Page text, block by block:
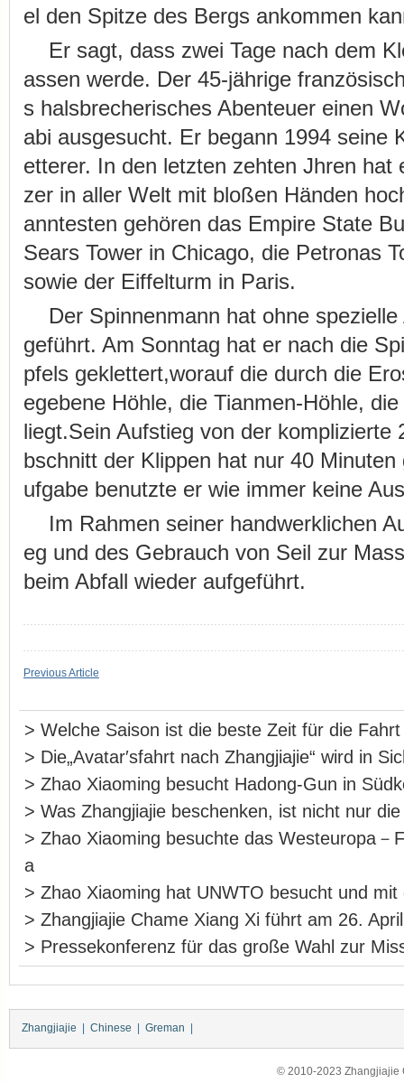
el den Spitze des Bergs ankommen
Er sagt, dass zwei Tage nach dem
assen werde. Der 45-jährige
s halsbrecherisches Abenteuer einen
abi ausgesucht. Er begann 1994 seine
etterer. In den letzten zehten Jhren hat
zer in aller Welt mit bloßen Händen
anntesten gehören das Empire State
Sears Tower in Chicago, die Petronas
sowie der Eiffelturm in Paris.
Der Spinnenmann hat ohne
geführt. Am Sonntag hat er nach die
pfels geklettert,worauf die durch die
egebene Höhle, die Tianmen-Höhle,
liegt.Sein Aufstieg von der komplizierte
bschnitt der Klippen hat nur 40
ufgabe benutzte er wie immer keine
Im Rahmen seiner handwerklichen
eg und des Gebrauch von Seil zur
beim Abfall wieder aufgeführt.
Previous Article
> Welche Saison ist die beste Zeit für die
> Die„Avatar′sfahrt nach Zhangjiajie“ wird in
> Zhao Xiaoming besucht Hadong-Gun in
> Was Zhangjiajie beschenken, ist nicht nur
> Zhao Xiaoming besuchte das Westeuropa－
a
> Zhao Xiaoming hat UNWTO besucht und mit
> Zhangjiajie Chame Xiang Xi führt am 26.
> Pressekonferenz für das große Wahl zur
Zhangjiajie Chinese Greman
© 2010-2023 Zhangjiajie